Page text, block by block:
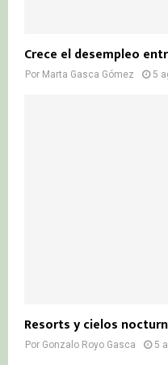
Crece el desempleo
Por Marta Gasca Gómez 5
Resorts y cielos
Por Gonzalo Royo Gasca 5